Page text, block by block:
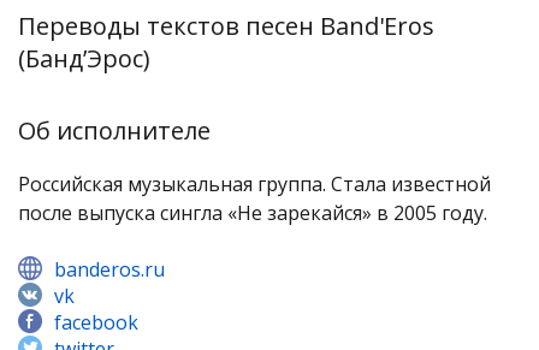
Переводы текстов песен Band'Eros
(Банд’Эрос)
Об исполнителе
Российская музыкальная группа. Стала известной
после выпуска сингла «Не зарекайся» в 2005 году.
banderos.ru
vk
facebook